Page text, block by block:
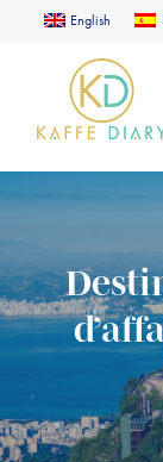
English